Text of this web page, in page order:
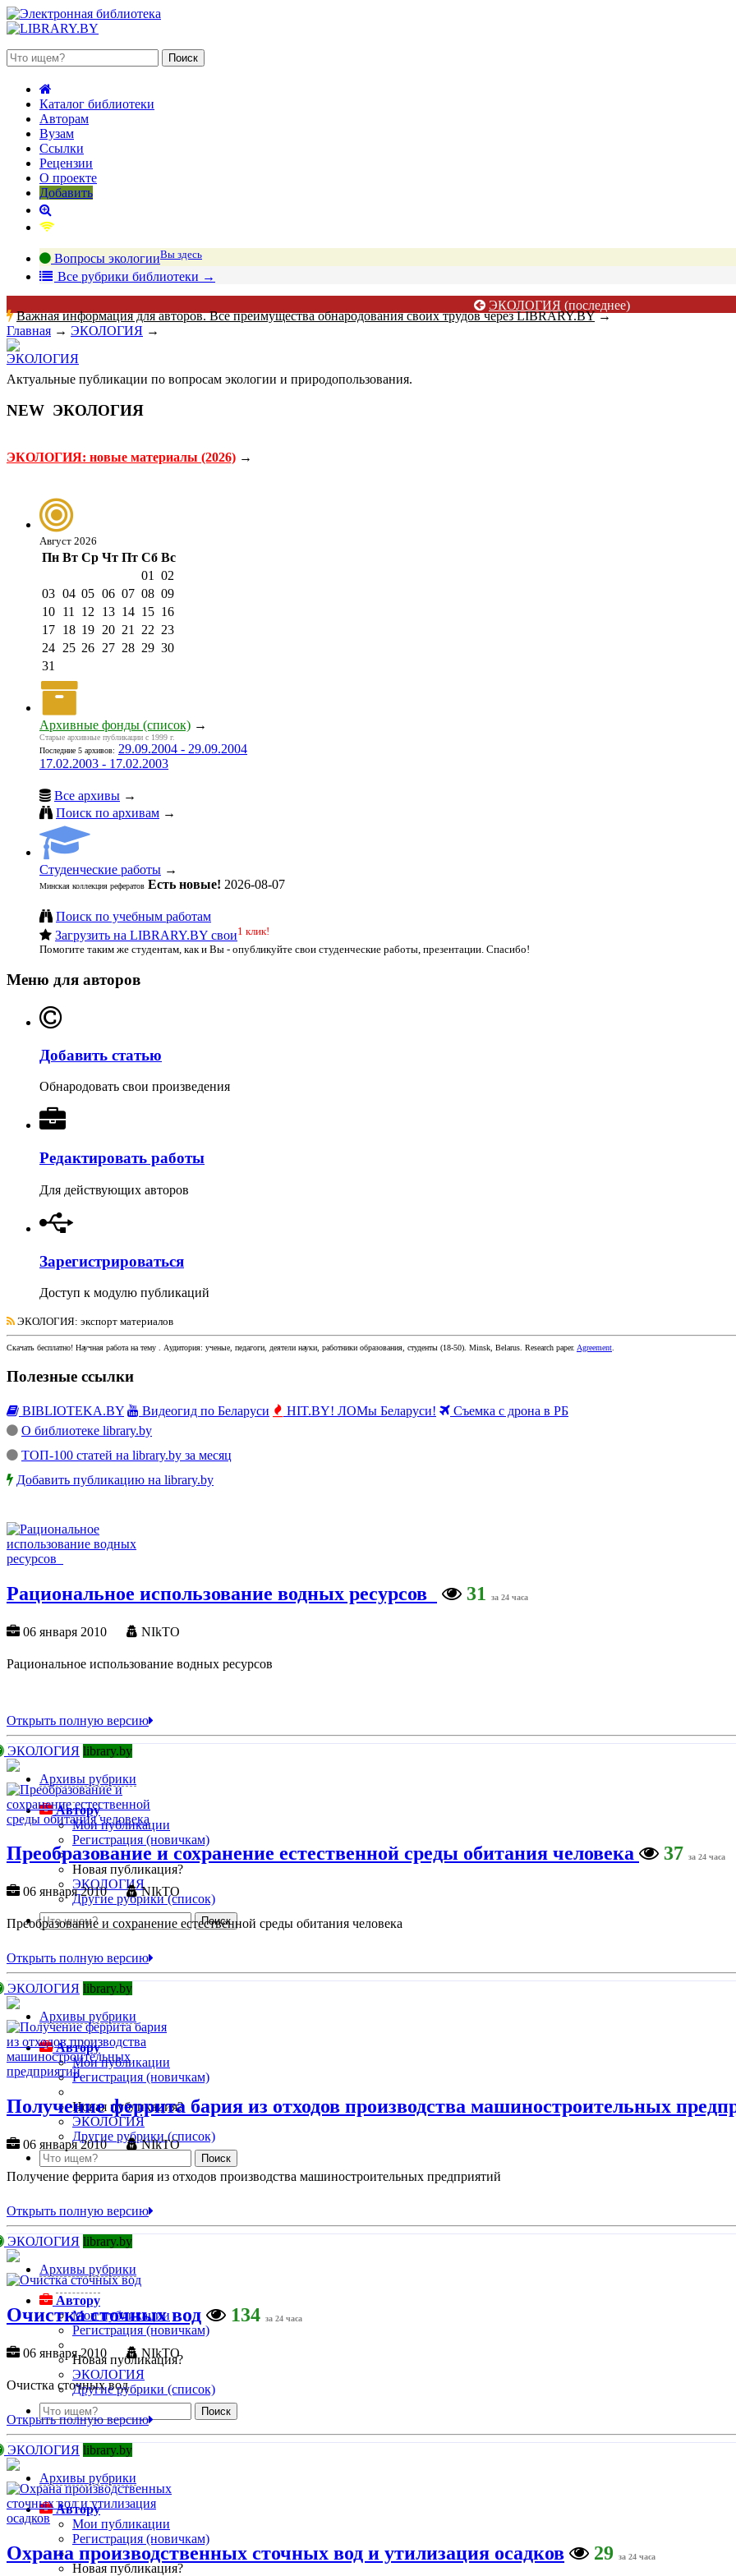
Каталог библиотеки
Авторам
Вузам
Ссылки
Рецензии
О проекте
Добавить
Вопросы экологииВы здесь
Все рубрики библиотеки →
ЭКОЛОГИЯ (последнее)
Важная информация для авторов. Все преимущества обнародования своих трудов через LIBRARY.BY→
Главная → ЭКОЛОГИЯ →
Актуальные публикации по вопросам экологии и природопользования.
NEW ЭКОЛОГИЯ
ЭКОЛОГИЯ: новые материалы (2026) →
Август 2026
Пн Вт Ср Чт Пт Сб Вс
01
02
03 04 05 06 07 08 09
10 11 12 13 14 15 16
17 18 19 20 21 22 23
24 25 26 27 28 29 30
31
Архивные фонды (список) →
Старые архивные публикации с 1999 г.
Последние 5 архивов: 29.09.2004 - 29.09.2004
17.02.2003 - 17.02.2003
Все архивы →
Поиск по архивам →
Студенческие работы →
Минская коллекция рефератов Есть новые! 2026-08-07
Поиск по учебным работам
Загрузить на LIBRARY.BY свои1 клик!
Помогите таким же студентам, как и Вы - опубликуйте свои студенческие работы, презентации. Спасибо!
Меню для авторов
Добавить статью
Обнародовать свои произведения
Редактировать работы
Для действующих авторов
Зарегистрироваться
Доступ к модулю публикаций
ЭКОЛОГИЯ: экспорт материалов
Скачать бесплатно! Научная работана тему . Аудитория: ученые, педагоги, деятели науки, работники образования, студенты (18-50). Minsk, Belarus. Research paper. Agreement.
Полезные ссылки
BIBLIOTEKA.BY Видеогид по Беларуси HIT.BY! ЛОМы Беларуси!
Съемка с дрона в РБ
О библиотеке library.by
ТОП-100 статей на library.by за месяц
Добавить публикацию на library.by
Рациональное использование водных ресурсов 31 за 24 часа
06 января 2010 NIkTO
Рациональное использование водных ресурсов
Открыть полную версию
ЭКОЛОГИЯ library.by
Архивы рубрики
Автору
Мои публикации
Регистрация (новичкам)
Новая публикация?
ЭКОЛОГИЯ
Другие рубрики (список)
Преобразование и сохранение естественной среды обитания человека 37 за 24 часа
06 января 2010 NIkTO
Преобразование и сохранение естественной среды обитания человека
Открыть полную версию
ЭКОЛОГИЯ library.by
Архивы рубрики
Автору
Мои публикации
Регистрация (новичкам)
Новая публикация?
ЭКОЛОГИЯ
Другие рубрики (список)
Получение феррита бария из отходов производства машиностроительных
06 января 2010 NIkTO
Получение феррита бария из отходов производства машиностроительных предприятий
Открыть полную версию
ЭКОЛОГИЯ library.by
Архивы рубрики
Автору
Мои публикации
Регистрация (новичкам)
Новая публикация?
ЭКОЛОГИЯ
Другие рубрики (список)
Очистка сточных вод 134 за 24 часа
06 января 2010 NIkTO
Очистка сточных вод
Открыть полную версию
ЭКОЛОГИЯ library.by
Архивы рубрики
Автору
Мои публикации
Регистрация (новичкам)
Новая публикация?
Охрана производственных сточных вод и утилизация осадков 29 за 24 часа